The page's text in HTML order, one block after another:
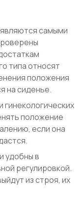
самыми
типа относят
положения
на сиденье.
гинекологических
положение
если она
удобны в
регулировкой.
из строя, их